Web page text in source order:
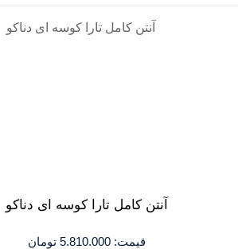
آنتن کامل تارا کوسه ای دناکو
قیمت: 5.810.000 تومان